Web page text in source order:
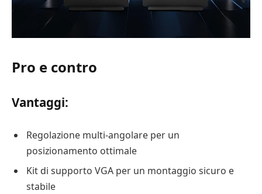
Pro e contro
Vantaggi:
Regolazione multi-angolare per un
posizionamento ottimale
Kit di supporto VGA per un montaggio sicuro e
stabile